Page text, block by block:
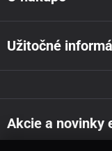
Užitočné
Akcie a novinky